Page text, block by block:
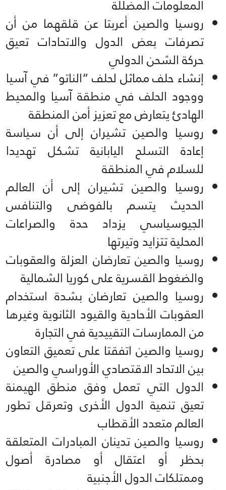
المعلومات المضللة
روسيا والصين أعربتا عن قلقهما من أن
تصرفات بعض الدول والاتحادات تعيق
حركة الشحن الدولي
إنشاء حلف مماثل لحلف “الناتو” في آسيا
ووجود الحلف في منطقة آسيا والمحيط
الهادئ يتعارض مع تعزيز أمن المنطقة
روسيا والصين تشيران إلى أن سياسة
إعادة التسلح اليابانية تشكل تهديدا
للسلام في المنطقة
روسيا والصين تشيران إلى أن العالم
الحديث يتسم بالفوضى والتنافس
الجيوسياسي يزداد حدة والصراعات
المحلية تتزايد وتيرتها
روسيا والصين تعارضان العزلة والعقوبات
والضغوط القسرية على كوريا الشمالية
روسيا والصين تعارضان بشدة استخدام
العقوبات الأحادية والقيود الثانوية وغيرها
من الممارسات التقييدية في التجارة
روسيا والصين اتفقتا على تعميق التعاون
بين الاتحاد الاقتصادي الأوراسي والصين
الدول التي تعمل وفق منطق الهيمنة
تعيق تنمية الدول الأخرى وتعرقل تطور
العالم متعدد الأقطاب
روسيا والصين تدينان المبادرات المتعلقة
بحظر أو اعتقال أو مصادرة أصول
وممتلكات الدول الأجنبية